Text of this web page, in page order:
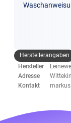
Herstellerangaben
Hersteller
Adresse
Kontakt